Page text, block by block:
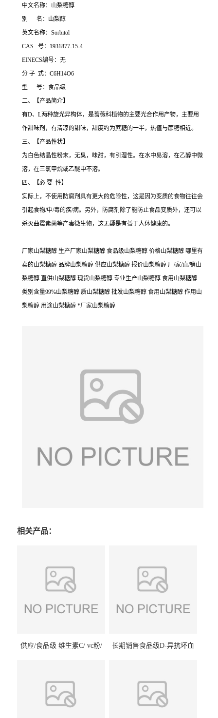
中文名称：山梨糖醇
别 名：山梨醇
英文名称：Sorbitol
CAS 号：1931877-15-4
EINECS编号：无
分 子 式：C6H14O6
型 号：食品级
二、【产品简介】
有D、L两种旋光异构体，是蔷薇科植物的主要光合作用产物，主要用
作甜味剂，有清凉的甜味，甜度约为蔗糖的一半，热值与蔗糖相近。
三、【产品性状】
为白色结晶性粉末，无臭，味甜，有引湿性。在水中易溶，在乙醇中微
溶，在三氯甲烷或乙醚中不溶。
四、【必 要 性】
实际上，不使用防腐剂具有更大的危险性，这是因为变质的食物往往会
引起食物/中/毒的疾/病。另外，防腐剂除了能防止食品变质外，还可以
杀灭曲霉素菌等产毒微生物，这无疑是有益于人体健康的。
厂家山梨糖醇 生产厂家山梨糖醇 食品级山梨糖醇 价格山梨糖醇 哪里有
卖的山梨糖醇 品牌山梨糖醇 供应山梨糖醇 报价山梨糖醇 厂/家/直/销山
梨糖醇 直供山梨糖醇 现货山梨糖醇 专业生产山梨糖醇 食用山梨糖醇
类别含量99%山梨糖醇 质山梨糖醇 批发山梨糖醇 食用山梨糖醇 作用山
梨糖醇 用途山梨糖醇 *厂家山梨糖醇
相关产品：
供应/食品级 维生素C/ vc粉/
长期销售食品级D-异抗坏血